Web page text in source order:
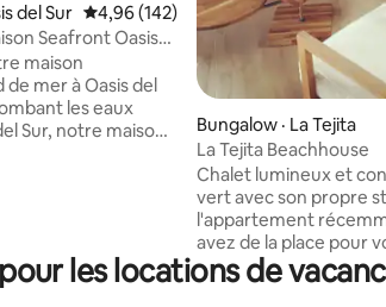
del Sur Note moyenne de 4,96 sur 5, 142
4,96 (142)
Seafront Oasis
maison
mer à Oasis del
les eaux
Sur, notre maison
salles d'eau et
parfaite pour
Bungalow · La Tejita
La Tejita Beachhouse
Chalet lumineux et
vert avec son propre style.
l'appartement
avez de la place pour
cuisiner et manger et
domicile. Profitez du
les locations de